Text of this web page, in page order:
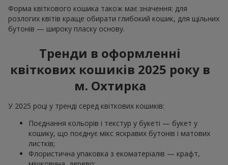
Форма квіткового кошика також має значення: для
розлогих квітів краще обирати глибокий кошик, для щільних
бутонів — широку пласку основу.
Тренди в оформленні
квіткових кошиків 2025 року в
м. Охтирка
У 2025 році у тренді серед квіткових кошиків:
Поєднання кольорів і текстур у букеті — букет у
кошику, що поєднує мікс яскравих бутонів і матових
листків;
Флористична упаковка з екоматеріалів — крафт,